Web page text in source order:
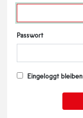
Passwort
Eingeloggt bleiben